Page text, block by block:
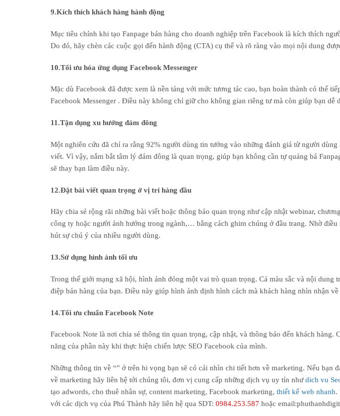
9.Kích thích khách hàng hành động
Mục tiêu chính khi tạo Fanpage bán hàng cho doanh nghiệp trên Facebook là kích thích
Do đó, hãy chèn các cuộc gọi đến hành động (CTA) cụ thể và rõ ràng vào mọi nội dung
10.Tối ưu hóa ứng dụng Facebook Messenger
Mặc dù Facebook đã được xem là nền tảng với mức tương tác cao, bạn hoàn thành có thể
Facebook Messenger . Điều này không chỉ giữ cho không gian riêng tư mà còn giúp bạn dễ
11.Tận dụng xu hướng đám đông
Một nghiên cứu đã chỉ ra rằng 92% người dùng tin tưởng vào những đánh giá từ người
viết. Vì vậy, nắm bắt tâm lý đám đông là quan trọng, giúp bạn không cần tự quảng bá
sẽ thay bạn làm điều này.
12.Đặt bài viết quan trọng ở vị trí hàng đầu
Hãy chia sẻ rộng rãi những bài viết hoặc thông báo quan trọng như cập nhật webinar,
công ty hoặc người ảnh hưởng trong ngành,… bằng cách ghim chúng ở đầu trang. Nhờ điều
hút sự chú ý của nhiều người dùng.
13.Sử dụng hình ảnh tối ưu
Trong thế giới mạng xã hội, hình ảnh đóng một vai trò quan trọng. Cả màu sắc và nội dung
điệp bán hàng của bạn. Điều này giúp hình ảnh định hình cách mà khách hàng nhìn nhận
14.Tối ưu chuẩn Facebook Note
Facebook Note là nơi chia sẻ thông tin quan trọng, cập nhật, và thông báo đến khách hàng.
năng của phần này khi thực hiện chiến lược SEO Facebook của mình.
Những thông tin về “” ở trên hi vọng bạn sẽ có cái nhìn chi tiết hơn về marketing. Nếu bạn
về marketing hãy liên hệ tới chúng tôi, đơn vị cung cấp những dịch vụ uy tín nhưdich vu
tạo adwords, cho thuê nhân sự, content marketing, Facebook marketing, thiết kế web nhanh.
với các dịch vụ của Phú Thành hãy liên hệ qua SDT: 0984.253.587 hoặc